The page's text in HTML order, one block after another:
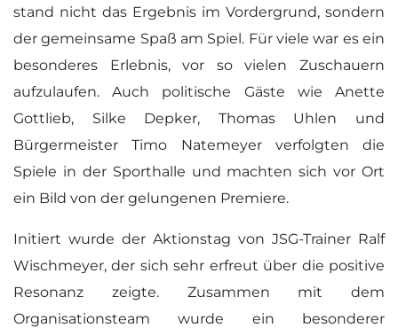
stand nicht das Ergebnis im Vordergrund, sondern
der gemeinsame Spaß am Spiel. Für viele war es ein
besonderes Erlebnis, vor so vielen Zuschauern
aufzulaufen. Auch politische Gäste wie Anette
Gottlieb, Silke Depker, Thomas Uhlen und
Bürgermeister Timo Natemeyer verfolgten die
Spiele in der Sporthalle und machten sich vor Ort
ein Bild von der gelungenen Premiere.
Initiert wurde der Aktionstag von JSG-Trainer Ralf
Wischmeyer, der sich sehr erfreut über die positive
Resonanz zeigte. Zusammen mit dem
Organisationsteam wurde ein besonderer